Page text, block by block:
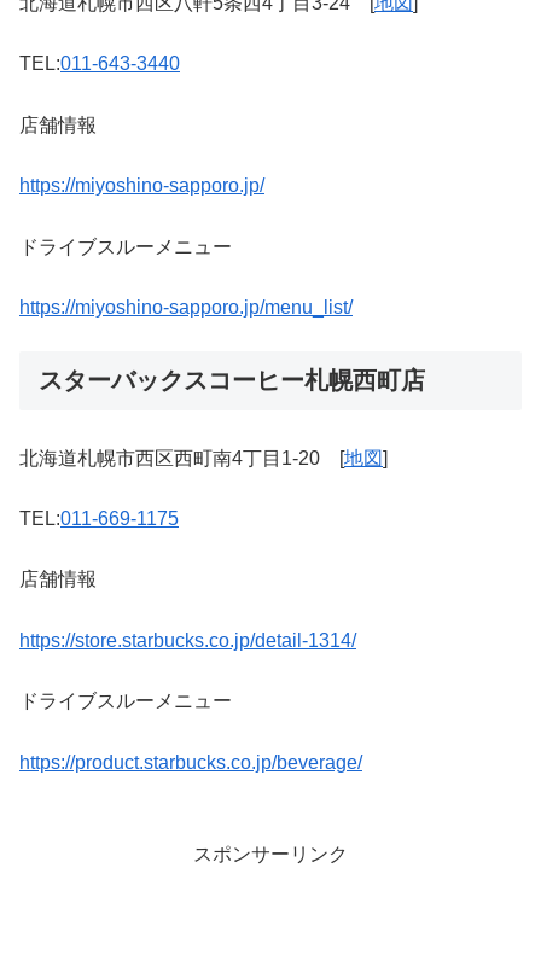
TEL:011-643-3440
店舗情報
https://miyoshino-sapporo.jp/
ドライブスルーメニュー
https://miyoshino-sapporo.jp/menu_list/
スターバックスコーヒー札幌西町店
北海道札幌市西区西町南4丁目1-20 [地図]
TEL:011-669-1175
店舗情報
https://store.starbucks.co.jp/detail-1314/
ドライブスルーメニュー
https://product.starbucks.co.jp/beverage/
スポンサーリンク